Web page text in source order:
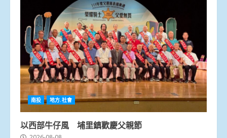
南投 地方.社會
以西部牛仔風 埔里鎮歡慶父親節